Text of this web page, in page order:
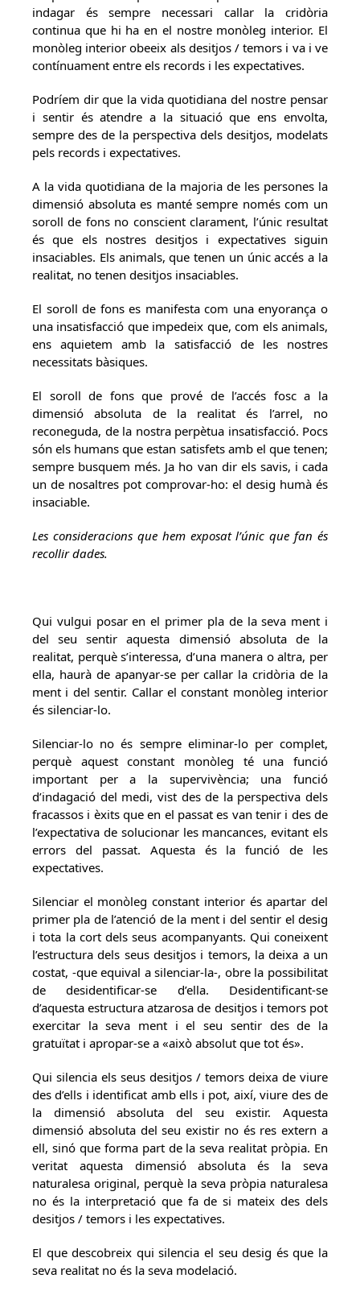
indagar és sempre necessari callar la cridòria
continua que hi ha en el nostre monòleg interior. El
monòleg interior obeeix als desitjos / temors i va i ve
contínuament entre els records i les expectatives.
Podríem dir que la vida quotidiana del nostre pensar
i sentir és atendre a la situació que ens envolta,
sempre des de la perspectiva dels desitjos, modelats
pels records i expectatives.
A la vida quotidiana de la majoria de les persones la
dimensió absoluta es manté sempre només com un
soroll de fons no conscient clarament, l’únic resultat
és que els nostres desitjos i expectatives siguin
insaciables. Els animals, que tenen un únic accés a la
realitat, no tenen desitjos insaciables.
El soroll de fons es manifesta com una enyorança o
una insatisfacció que impedeix que, com els animals,
ens aquietem amb la satisfacció de les nostres
necessitats bàsiques.
El soroll de fons que prové de l’accés fosc a la
dimensió absoluta de la realitat és l’arrel, no
reconeguda, de la nostra perpètua insatisfacció. Pocs
són els humans que estan satisfets amb el que tenen;
sempre busquem més. Ja ho van dir els savis, i cada
un de nosaltres pot comprovar-ho: el desig humà és
insaciable.
Les consideracions que hem exposat l’únic que fan és
recollir dades.
Qui vulgui posar en el primer pla de la seva ment i
del seu sentir aquesta dimensió absoluta de la
realitat, perquè s’interessa, d’una manera o altra, per
ella, haurà de apanyar-se per callar la cridòria de la
ment i del sentir. Callar el constant monòleg interior
és silenciar-lo.
Silenciar-lo no és sempre eliminar-lo per complet,
perquè aquest constant monòleg té una funció
important per a la supervivència; una funció
d’indagació del medi, vist des de la perspectiva dels
fracassos i èxits que en el passat es van tenir i des de
l’expectativa de solucionar les mancances, evitant els
errors del passat. Aquesta és la funció de les
expectatives.
Silenciar el monòleg constant interior és apartar del
primer pla de l’atenció de la ment i del sentir el desig
i tota la cort dels seus acompanyants. Qui coneixent
l’estructura dels seus desitjos i temors, la deixa a un
costat, -que equival a silenciar-la-, obre la possibilitat
de desidentificar-se d’ella. Desidentificant-se
d’aquesta estructura atzarosa de desitjos i temors pot
exercitar la seva ment i el seu sentir des de la
gratuïtat i apropar-se a «això absolut que tot és».
Qui silencia els seus desitjos / temors deixa de viure
des d’ells i identificat amb ells i pot, així, viure des de
la dimensió absoluta del seu existir. Aquesta
dimensió absoluta del seu existir no és res extern a
ell, sinó que forma part de la seva realitat pròpia. En
veritat aquesta dimensió absoluta és la seva
naturalesa original, perquè la seva pròpia naturalesa
no és la interpretació que fa de si mateix des dels
desitjos / temors i les expectatives.
El que descobreix qui silencia el seu desig és que la
seva realitat no és la seva modelació.